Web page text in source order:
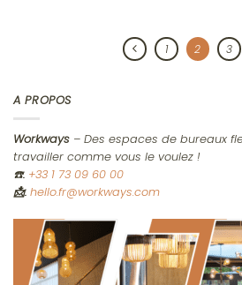
1 2 3
A PROPOS
Workways – Des espaces de bureaux
travailler comme vous le voulez !
☎️: +33 1 73 09 60 00
📩: hello.fr@workways.com